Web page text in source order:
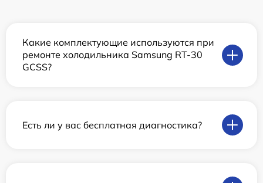
Какие комплектующие используются при
ремонте холодильника Samsung RT-30
GCSS?
Есть ли у вас бесплатная диагностика?